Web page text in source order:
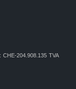
CHE-204.908.135 TVA